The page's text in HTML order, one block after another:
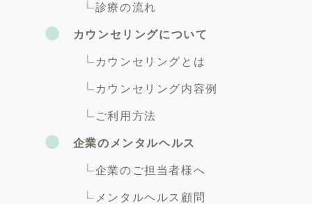
診療の流れ
カウンセリングについて
カウンセリングとは
カウンセリング内容例
ご利用方法
企業のメンタルヘルス
企業のご担当者様へ
メンタルヘルス顧問